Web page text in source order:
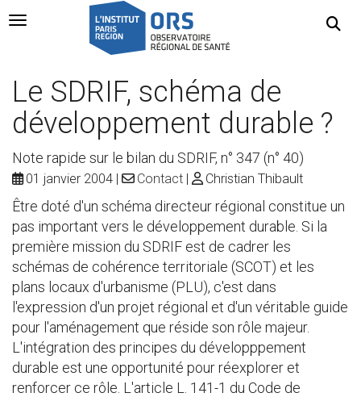
Navigation Toggle
Le SDRIF, schéma de
développement durable ?
Note rapide sur le bilan du SDRIF, n° 347 (n° 40)
01 janvier 2004 Contact Christian Thibault
Être doté d'un schéma directeur régional constitue un
pas important vers le développement durable. Si la
première mission du SDRIF est de cadrer les
schémas de cohérence territoriale (SCOT) et les
plans locaux d'urbanisme (PLU), c'est dans
l'expression d'un projet régional et d'un véritable guide
pour l'aménagement que réside son rôle majeur.
L'intégration des principes du développpement
durable est une opportunité pour réexplorer et
renforcer ce rôle. L'article L. 141-1 du Code de